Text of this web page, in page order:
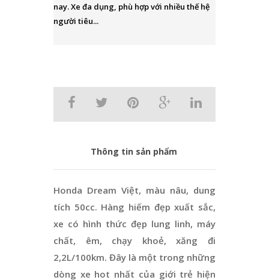
nay. Xe đa dụng, phù hợp với nhiều thế hệ
người tiêu...
Thông tin sản phẩm
Honda Dream Việt, màu nâu, dung
tích 50cc. Hàng hiếm đẹp xuất sắc,
xe có hình thức đẹp lung linh, máy
chất, êm, chạy khoẻ, xăng đi
2,2L/100km. Đây là một trong những
dòng xe hot nhất của giới trẻ hiện